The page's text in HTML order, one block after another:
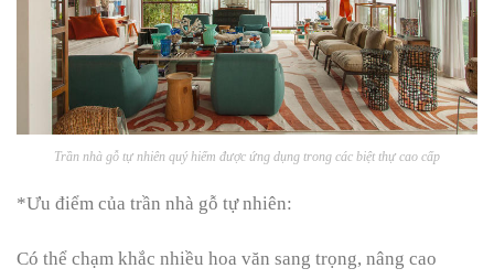
Trần nhà gỗ tự nhiên quý hiếm được ứng dụng trong các biệt thự cao cấp
*Ưu điểm của trần nhà gỗ tự nhiên:
Có thể chạm khắc nhiều hoa văn sang trọng, nâng cao